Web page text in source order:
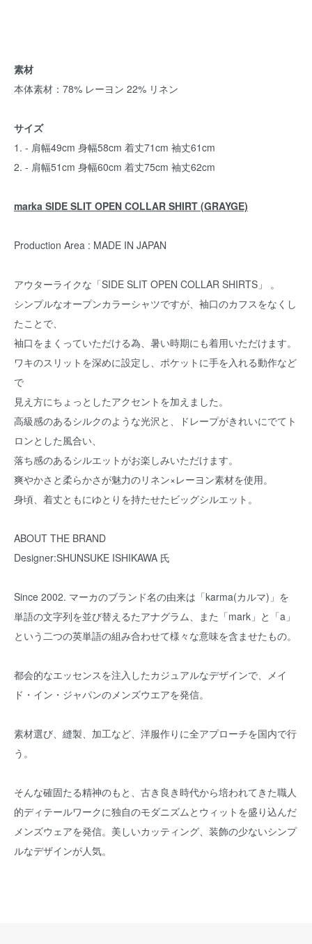
素材
本体素材：78% レーヨン 22% リネン
サイズ
1. - 肩幅49cm 身幅58cm 着丈71cm 袖丈61cm
2. - 肩幅51cm 身幅60cm 着丈75cm 袖丈62cm
marka SIDE SLIT OPEN COLLAR SHIRT (GRAYGE)
Production Area : MADE IN JAPAN
アウターライクな「SIDE SLIT OPEN COLLAR SHIRTS」 。
シンプルなオープンカラーシャツですが、袖口のカフスをなくし
たことで、
袖口をまくっていただける為、暑い時期にも着用いただけます。
ワキのスリットを深めに設定し、ポケットに手を入れる動作など
で
見え方にちょっとしたアクセントを加えました。
高級感のあるシルクのような光沢と、ドレープがきれいにでてト
ロンとした風合い、
落ち感のあるシルエットがお楽しみいただけます。
爽やかさと柔らかさが魅力のリネン×レーヨン素材を使用。
身頃、着丈ともにゆとりを持たせたビッグシルエット。
ABOUT THE BRAND
Designer:SHUNSUKE ISHIKAWA 氏
Since 2002. マーカのブランド名の由来は「karma(カルマ)」を
単語の文字列を並び替えるたアナグラム、また「mark」と「a」
という二つの英単語の組み合わせて様々な意味を含ませたもの。
都会的なエッセンスを注入したカジュアルなデザインで、メイ
ド・イン・ジャパンのメンズウエアを発信。
素材選び、縫製、加工など、洋服作りに全アプローチを国内で行
う。
そんな確固たる精神のもと、古き良き時代から培われてきた職人
的ディテールワークに独自のモダニズムとウィットを盛り込んだ
メンズウェアを発信。美しいカッティング、装飾の少ないシンプ
ルなデザインが人気。